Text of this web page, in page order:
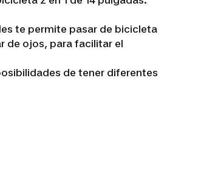
te permite pasar de bicicleta
de ojos, para facilitar el
de tener diferentes